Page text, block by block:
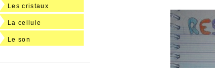
Les cristaux
La cellule
Le son